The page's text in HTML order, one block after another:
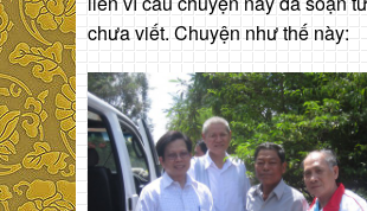
chưa viết. Chuyện như thế này: